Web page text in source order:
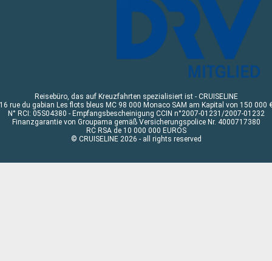
Reisebüro, das auf Kreuzfahrten spezialisiert ist - CRUISELINE
rue du gabian Les flots bleus MC 98 000 Monaco SAM am Kapital von 150 000
N° RCI: 05S04380 - Empfangsbescheinigung CCIN n°2007-01231/2007-01232
Finanzgarantie von Groupama gemäß Versicherungspolice Nr. 4000717380
RC RSA de 10 000 000 EUROS
© CRUISELINE 2026 - all rights reserved